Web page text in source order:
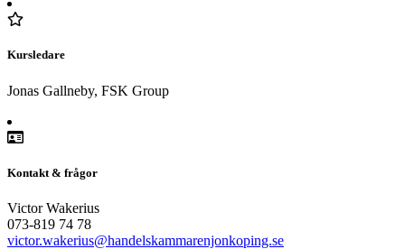
Kursledare
Jonas Gallneby, FSK Group
Kontakt & frågor
Victor Wakerius
073-819 74 78
victor.wakerius@handelskammarenjonkoping.se